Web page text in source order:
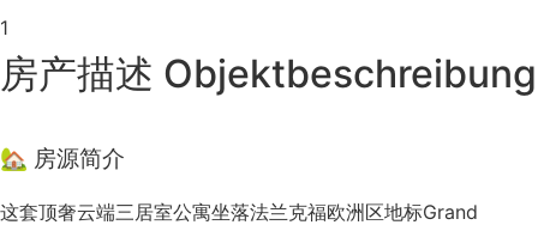
1
房产描述 Objektbeschreibung
🏡 房源简介
这套顶奢云端三居室公寓坐落法兰克福欧洲区地标Grand